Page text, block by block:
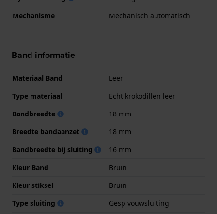
Mechanisme
Mechanisch automatisch
Band informatie
Materiaal Band
Leer
Type materiaal
Echt krokodillen leer
Bandbreedte
18 mm
Breedte bandaanzet
18 mm
Bandbreedte bij sluiting
16 mm
Kleur Band
Bruin
Kleur stiksel
Bruin
Type sluiting
Gesp vouwsluiting